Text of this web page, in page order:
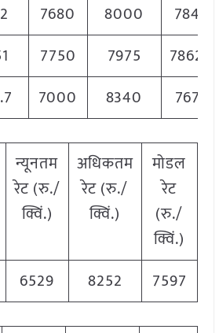
7680 8000
7840
7750 7975
7862.5
7000 8340 7670
न्यूनतम
रेट (रु./
क्विं.)
अधिकतम
रेट (रु./
क्विं.)
मोडल
रेट
(रु./
क्विं.)
6529 8252 7597